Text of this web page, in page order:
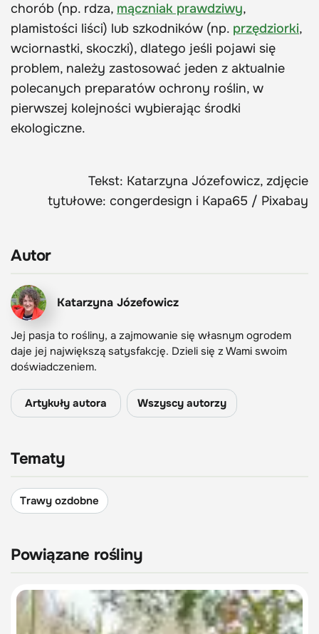
chorób (np. rdza, mączniak prawdziwy,
plamistości liści) lub szkodników (np. przędziorki,
wciornastki, skoczki), dlatego jeśli pojawi się
problem, należy zastosować jeden z aktualnie
polecanych preparatów ochrony roślin, w
pierwszej kolejności wybierając środki
ekologiczne.
Tekst: Katarzyna Józefowicz, zdjęcie
tytułowe: congerdesign i Kapa65 / Pixabay
Autor
Katarzyna Józefowicz
Jej pasja to rośliny, a zajmowanie się własnym ogrodem
daje jej największą satysfakcję. Dzieli się z Wami swoim
doświadczeniem.
Artykuły autora Wszyscy autorzy
Tematy
Trawy ozdobne
Powiązane rośliny